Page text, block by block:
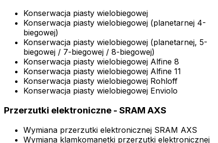
Konserwacja piasty wielobiegowej
Konserwacja piasty wielobiegowej (planetarnej 4-
biegowej)
Konserwacja piasty wielobiegowej (planetarnej, 5-
biegowej / 7-biegowej / 8-biegowej)
Konserwacja piasty wielobiegowej Alfine 8
Konserwacja piasty wielobiegowej Alfine 11
Konserwacja piasty wielobiegowej Rohloff
Konserwacja piasty wielobiegowej Enviolo
Przerzutki elektroniczne - SRAM AXS
Wymiana przerzutki elektronicznej SRAM AXS
Wymiana klamkomanetki przerzutki elektronicznej